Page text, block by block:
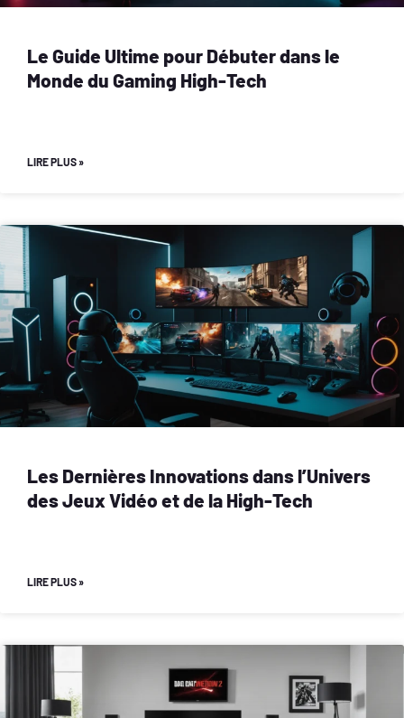
Le Guide Ultime pour Débuter dans le
Monde du Gaming High-Tech
LIRE PLUS »
Les Dernières Innovations dans l’Univers
des Jeux Vidéo et de la High-Tech
LIRE PLUS »